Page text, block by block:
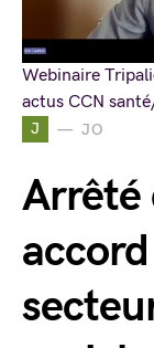
J JO
Arrêté
Webinaire
actus CCN